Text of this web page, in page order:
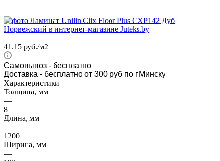
41.15 руб./м2
Самовывоз - бесплатно
Доставка - бесплатно от 300 руб по г.Минску
Характеристики
Толщина, мм
—
8
Длина, мм
—
1200
Ширина, мм
—